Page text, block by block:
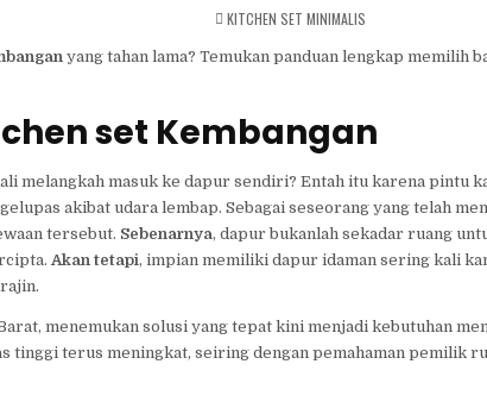
POSTED
IN
KITCHEN SET MINIMALIS
yang tahan lama? Temukan panduan lengkap memilih
set Kembangan
melangkah masuk ke dapur sendiri? Entah itu karena pintu
akibat udara lembap. Sebagai seseorang yang telah
tersebut. Sebenarnya, dapur bukanlah sekadar ruang
Akan tetapi, impian memiliki dapur idaman sering kali
menemukan solusi yang tepat kini menjadi kebutuhan
tinggi terus meningkat, seiring dengan pemahaman pemilik